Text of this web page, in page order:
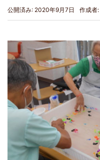
公開済み: 2020年9月7日 作成者: